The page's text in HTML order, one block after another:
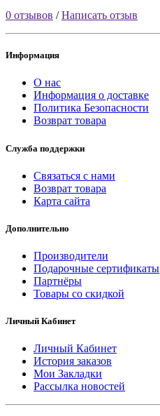
0 отзывов /Написать отзыв
Информация
О нас
Информация о доставке
Политика Безопасности
Возврат товара
Служба поддержки
Связаться с нами
Возврат товара
Карта сайта
Дополнительно
Производители
Подарочные сертификаты
Партнёры
Товары со скидкой
Личный Кабинет
Личный Кабинет
История заказов
Мои Закладки
Рассылка новостей